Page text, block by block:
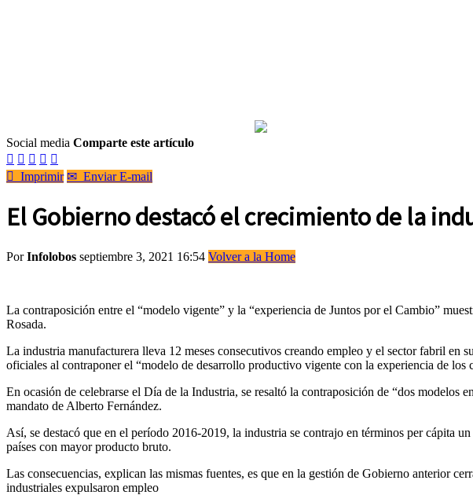
Social media Comparte este artículo
    
 Imprimir ✉ Enviar E-mail
El Gobierno destacó el crecimiento de la
PorInfolobos septiembre 3, 2021 16:54 Volver a la Home
La contraposición entre el “modelo vigente” y la “experiencia de Juntos por el Cambio”
Rosada.
La industria manufacturera lleva 12 meses consecutivos creando empleo y el sector fabril en
oficiales al contraponer el “modelo de desarrollo productivo vigente con la experiencia de los
En ocasión de celebrarse el Día de la Industria, se resaltó la contraposición de “dos
mandato de Alberto Fernández.
Así, se destacó que en el período 2016-2019, la industria se contrajo en términos per cápita
países con mayor producto bruto.
Las consecuencias, explican las mismas fuentes, es que en la gestión de Gobierno anterior
industriales expulsaron empleo